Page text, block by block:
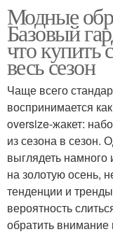
Модные
Базовый
что купить
весь сезон
Чаще всего
воспринимается
oversize-жакет:
из сезона в сезон.
выглядеть
на золотую осень,
тенденции и
вероятность
обратить